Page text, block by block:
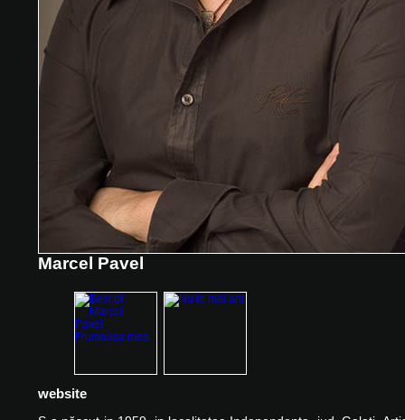
Marcel Pavel
website